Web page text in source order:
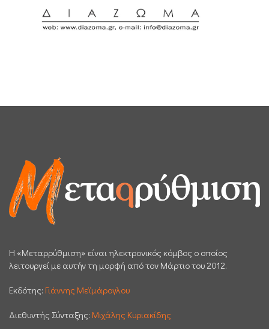
H «Μεταρρύθμιση» είναι ηλεκτρονικός κόμβος ο οποίος
λειτουργεί με αυτήν τη μορφή από τον Μάρτιο του 2012.
Εκδότης: Γιάννης Μεϊμάρογλου
Διεθυντής Σύνταξης: Μιχάλης Κυριακίδης